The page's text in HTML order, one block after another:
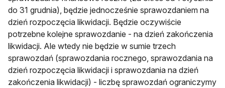
do 31 grudnia), będzie jednocześnie sprawozdaniem na
dzień rozpoczęcia likwidacji. Będzie oczywiście
potrzebne kolejne sprawozdanie - na dzień zakończenia
likwidacji. Ale wtedy nie będzie w sumie trzech
sprawozdań (sprawozdania rocznego, sprawozdania na
dzień rozpoczęcia likwidacji i sprawozdania na dzień
zakończenia likwidacji) - liczbę sprawozdań ograniczymy